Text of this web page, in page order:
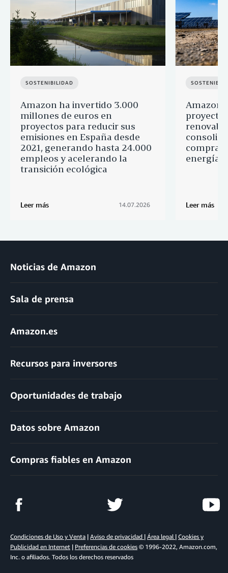
SOSTENIBILIDAD
Amazon ha invertido 3.000
millones de euros en
proyectos para reducir sus
emisiones en España desde
2021, generando hasta 24.000
empleos y acelerando la
transición ecológica
Leer más 14.07.2026
Amazon
energía
Leer más
Noticias de Amazon
Sala de prensa
Amazon.es
Recursos para inversores
Oportunidades de trabajo
Datos sobre Amazon
Compras fiables en Amazon
Condiciones de Uso y Venta | Aviso de privacidad | Área legal | Cookies y
Publicidad en Internet | Preferencias de cookies © 1996-2022, Amazon.com,
Inc. o afiliados. Todos los derechos reservados